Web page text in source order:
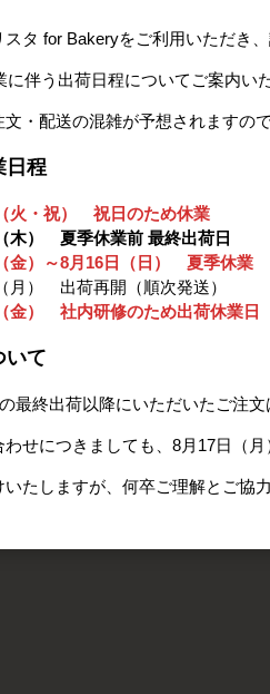
タ for Bakeryをご利用いただき
に伴う出荷日程についてご案内い
・配送の混雑が予想されますの
日程
火・祝） 祝日のため休業
木） 夏季休業前 最終出荷日
金）～8月16日（日） 夏季休業
月） 出荷再開（順次発送）
金） 社内研修のため出荷休業日
いて
最終出荷以降にいただいたご注
わせにつきましても、8月17日（月
いたしますが、何卒ご理解とご協